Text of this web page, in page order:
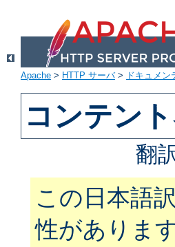
Apache > HTTP サーバ> ドキュメン
コンテン
翻
この日本語
性がありま